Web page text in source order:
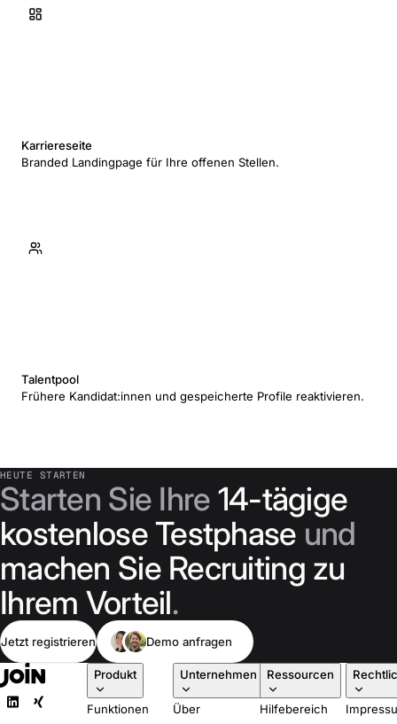
Karriereseite
Branded Landingpage für Ihre offenen Stellen.
Talentpool
Frühere Kandidat:innen und gespeicherte Profile reaktivieren.
HEUTE STARTEN
Starten Sie Ihre 14-tägige
kostenlose Testphase und
machen Sie Recruiting zu
Ihrem Vorteil.
Jetzt registrieren Demo anfragen
Produkt
Funktionen
Unternehmen
Über
Ressourcen
Hilfebereich